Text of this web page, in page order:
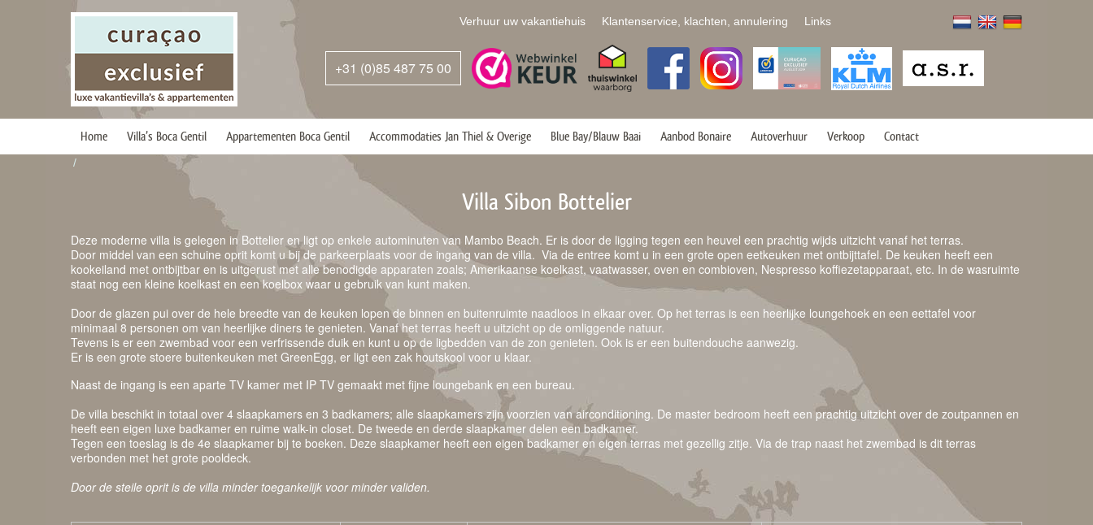
Verhuur uw vakantiehuis Klantenservice, klachten, annulering Links
+31 (0)85 487 75 00
Home Villa’s Boca Gentil Appartementen Boca Gentil Accommodaties Jan Thiel & Overige Blue Bay/Blauw Baai Aanbod Bonaire Autoverhuur Verkoop Contact
/
Villa Sibon Bottelier
Deze moderne villa is gelegen in Bottelier en ligt op enkele autominuten van Mambo Beach. Er is door de ligging tegen een heuvel een prachtig wijds uitzicht vanaf het terras.
Door middel van een schuine oprit komt u bij de parkeerplaats voor de ingang van de villa. Via de entree komt u in een grote open eetkeuken met ontbijttafel. De keuken heeft een
kookeiland met ontbijtbar en is uitgerust met alle benodigde apparaten zoals; Amerikaanse koelkast, vaatwasser, oven en combioven, Nespresso koffiezetapparaat, etc. In de wasruimte
staat nog een kleine koelkast en een koelbox waar u gebruik van kunt maken.
Door de glazen pui over de hele breedte van de keuken lopen de binnen en buitenruimte naadloos in elkaar over. Op het terras is een heerlijke loungehoek en een eettafel voor
minimaal 8 personen om van heerlijke diners te genieten. Vanaf het terras heeft u uitzicht op de omliggende natuur.
Tevens is er een zwembad voor een verfrissende duik en kunt u op de ligbedden van de zon genieten. Ook is er een buitendouche aanwezig.
Er is een grote stoere buitenkeuken met GreenEgg, er ligt een zak houtskool voor u klaar.
Naast de ingang is een aparte TV kamer met IP TV gemaakt met fijne loungebank en een bureau.
De villa beschikt in totaal over 4 slaapkamers en 3 badkamers; alle slaapkamers zijn voorzien van airconditioning. De master bedroom heeft een prachtig uitzicht over de zoutpannen en
heeft een eigen luxe badkamer en ruime walk-in closet. De tweede en derde slaapkamer delen een badkamer.
Tegen een toeslag is de 4e slaapkamer bij te boeken. Deze slaapkamer heeft een eigen badkamer en eigen terras met gezellig zitje. Via de trap naast het zwembad is dit terras
verbonden met het grote pooldeck.
Door de steile oprit is de villa minder toegankelijk voor minder validen.